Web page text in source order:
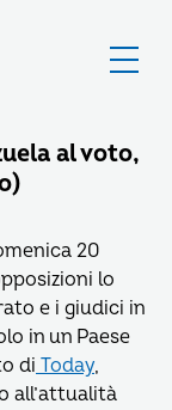
al voto,
20
lo
e i giudici in
in un Paese
di Today,
all’attualità